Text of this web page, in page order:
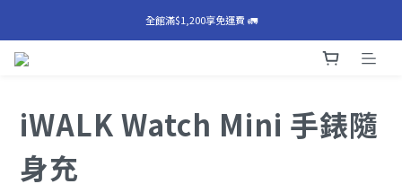
⚠️巧方塊主動預防性召回公告⚠️
全館滿$1,200享免運費 🚛
iWALK Watch Mini 手錶隨
身充